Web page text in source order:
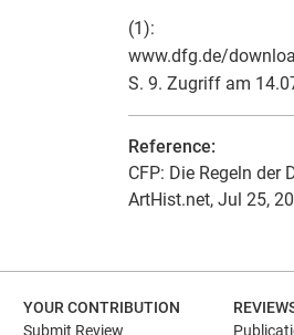
(1):
www.dfg.de/
S. 9. Zugriff am
Reference:
CFP: Die Regeln
ArtHist.net, Jul 25,
YOUR CONTRIBUTION
Submit Review